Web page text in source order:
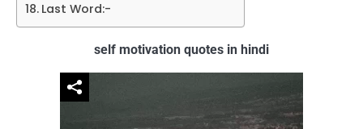
Last Word:-
self motivation quotes in hindi